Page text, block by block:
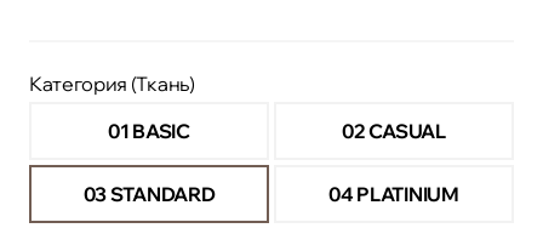
Категория (Ткань)
01 BASIC
02 CASUAL
03 STANDARD 04 PLATINIUM